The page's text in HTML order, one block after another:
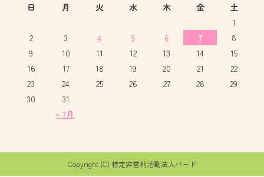
日
月 火 水 木 金 土
« 7月
1
2
3 4 5 6 7
8
9
10 11 12 13 14
15
16
17 18 19 20 21
22
23
24 25 26 27 28
29
30
31
Copyright (C) 特定非営利活動法人バード